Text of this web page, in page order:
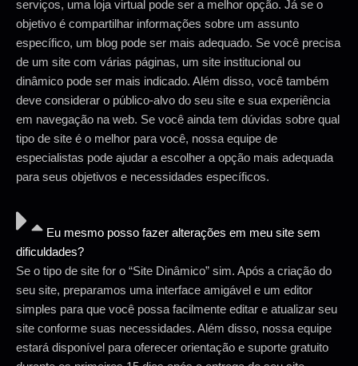
serviços, uma loja virtual pode ser a melhor opção. Já se o
objetivo é compartilhar informações sobre um assunto
específico, um blog pode ser mais adequado. Se você precisa
de um site com várias páginas, um site institucional ou
dinâmico pode ser mais indicado. Além disso, você também
deve considerar o público-alvo do seu site e sua experiência
em navegação na web. Se você ainda tem dúvidas sobre qual
tipo de site é o melhor para você, nossa equipe de
especialistas pode ajudar a escolher a opção mais adequada
para seus objetivos e necessidades específicos.
Eu mesmo posso fazer alterações em meu site sem
dificuldades?
Se o tipo de site for o “Site Dinâmico” sim. Após a criação do
seu site, preparamos uma interface amigável e um editor
simples para que você possa facilmente editar e atualizar seu
site conforme suas necessidades. Além disso, nossa equipe
estará disponível para oferecer orientação e suporte gratuito